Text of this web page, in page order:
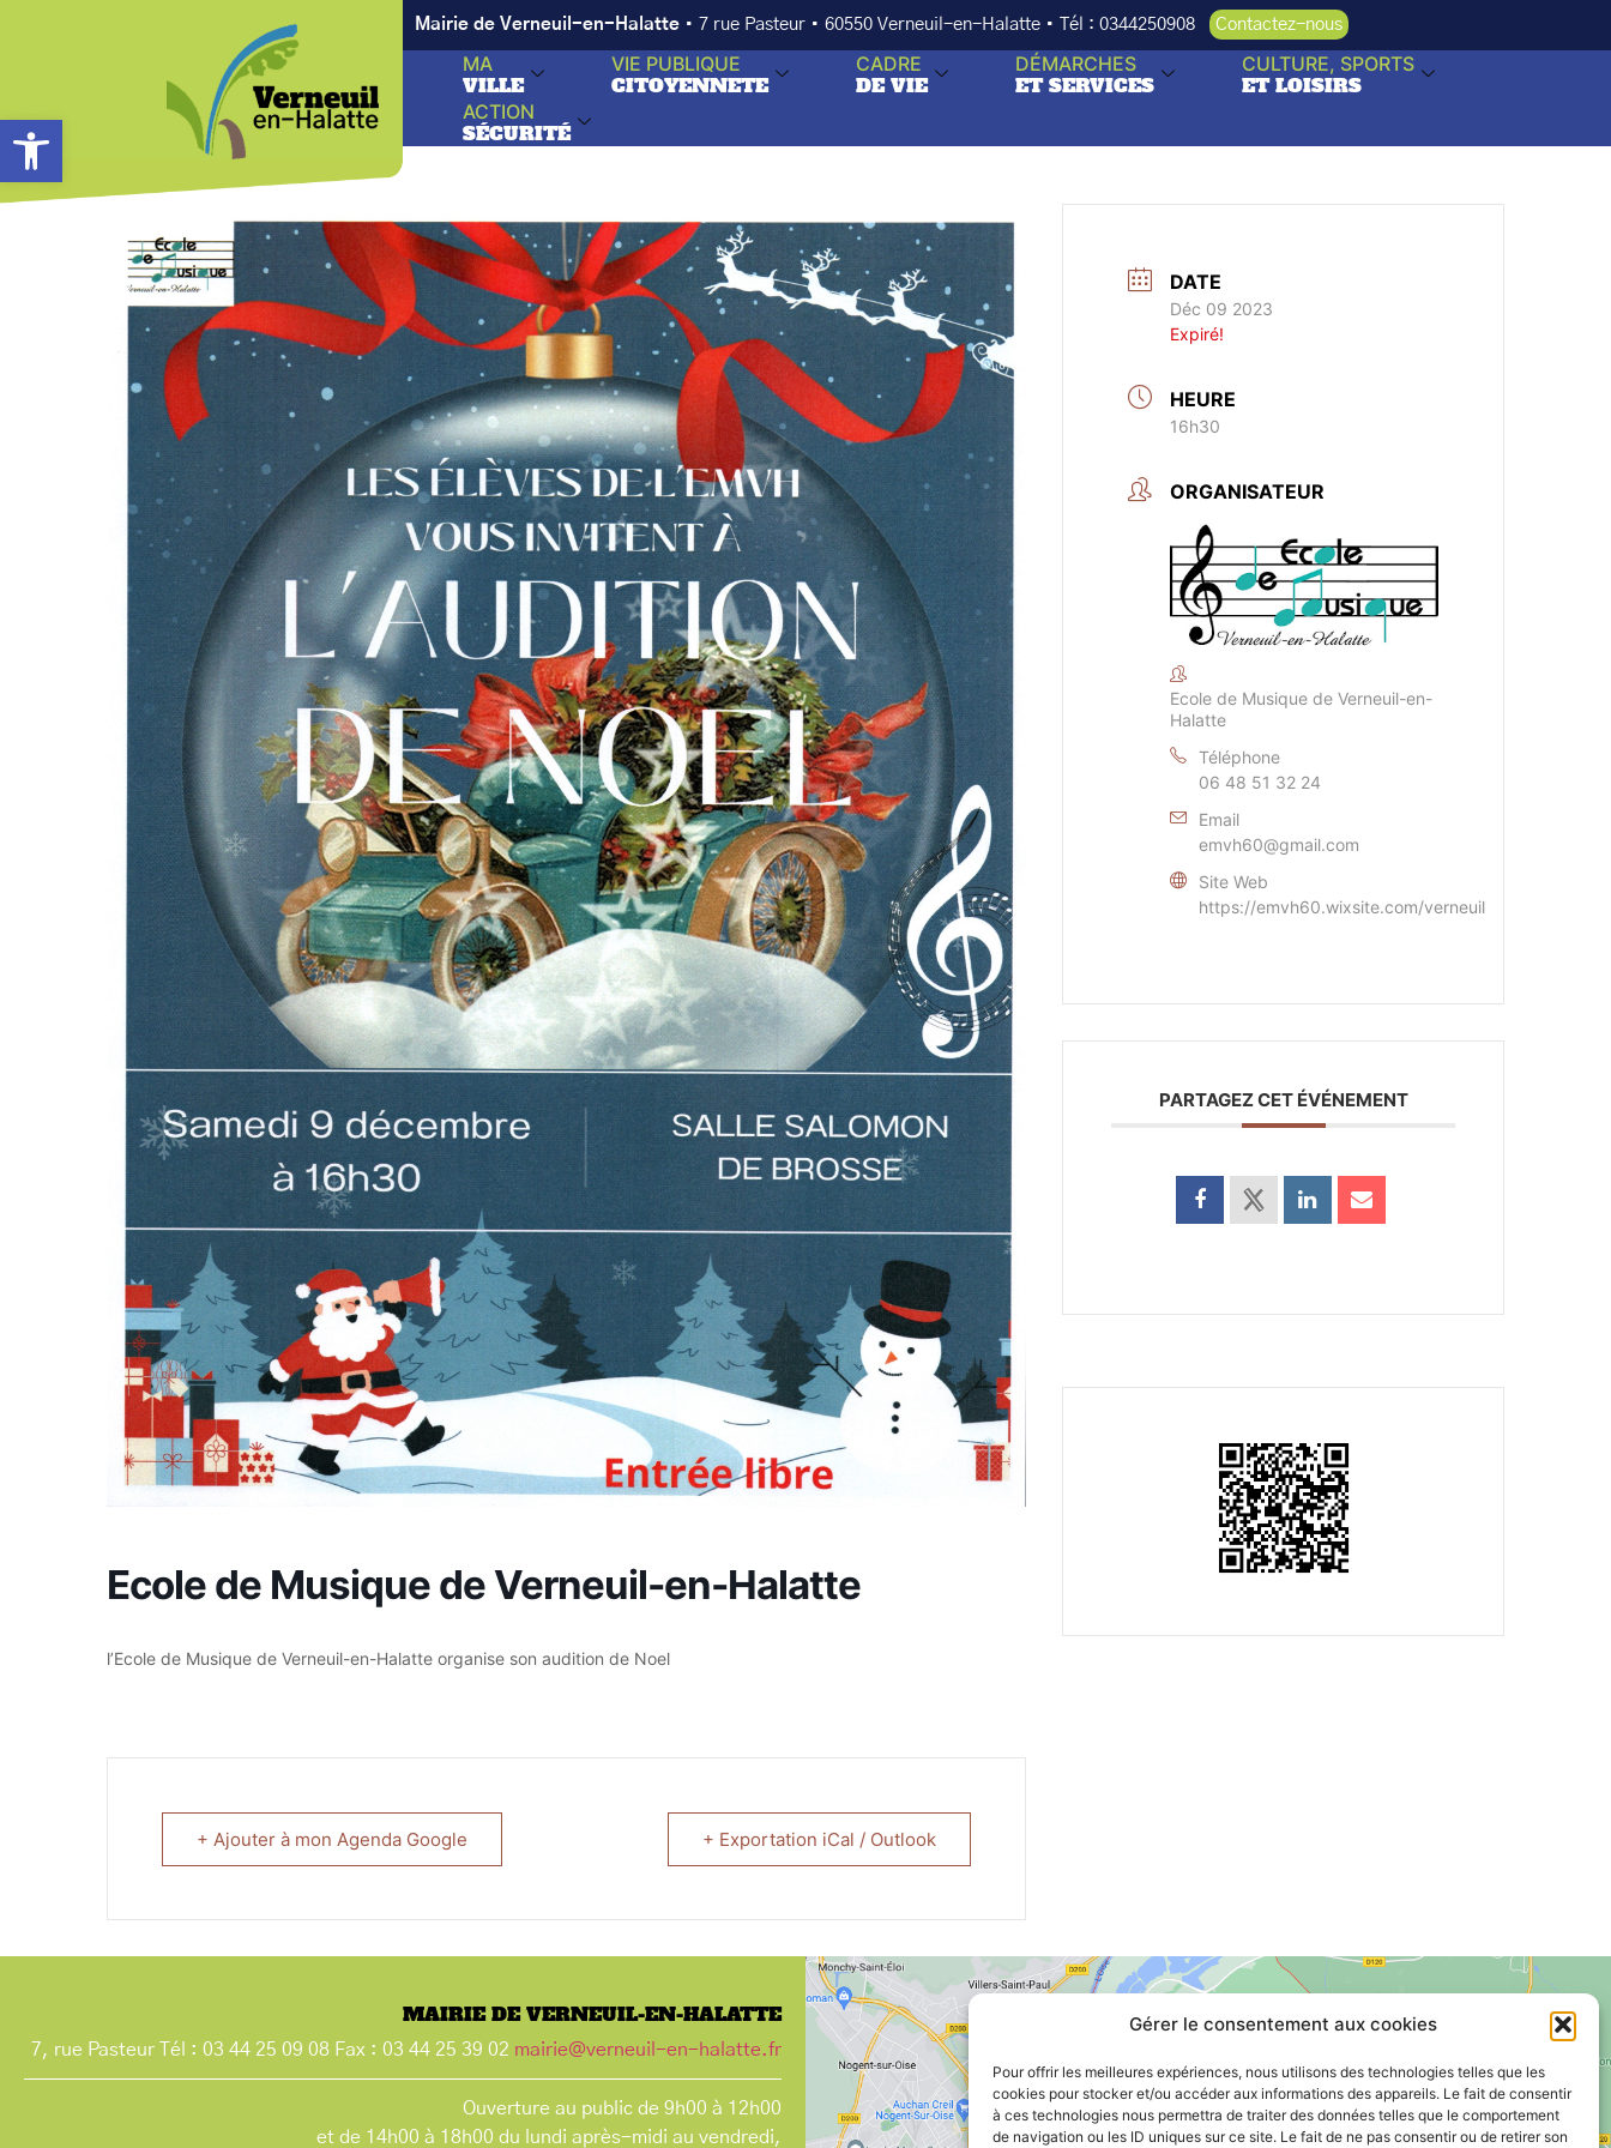
Ouvrir la barre d’outils
Gérer le consentement aux cookies
Pour offrir les meilleures expériences, nous utilisons des technologies telles que les
cookies pour stocker et/ou accéder aux informations des appareils. Le fait de consentir
à ces technologies nous permettra de traiter des données telles que le comportement
de navigation ou les ID uniques sur ce site. Le fait de ne pas consentir ou de retirer son
Mairie de Verneuil-en-Halatte • 7 rue Pasteur • 60550 Verneuil-en-Halatte • Tél : 0344250908 Contactez-nous
MA
VILLE
VIE PUBLIQUE
CITOYENNETE
CADRE
DE VIE
DÉMARCHES
ET SERVICES
CULTURE, SPORTS
ET LOISIRS
ACTION
SÉCURITÉ
Ecole de Musique de Verneuil-en-Halatte
l’Ecole de Musique de Verneuil-en-Halatte organise son audition de Noel
+ Ajouter à mon Agenda Google + Exportation iCal / Outlook
DATE
Déc 09 2023
Expiré!
HEURE
16h30
ORGANISATEUR
Ecole de Musique de Verneuil-en-
Halatte
Téléphone
06 48 51 32 24
Email
emvh60@gmail.com
Site Web
https://emvh60.wixsite.com/verneuil
PARTAGEZ CET ÉVÉNEMENT
MAIRIE DE VERNEUIL-EN-HALATTE
7, rue Pasteur Tél : 03 44 25 09 08 Fax : 03 44 25 39 02 mairie@verneuil-en-halatte.fr
Ouverture au public de 9h00 à 12h00
et de 14h00 à 18h00 du lundi après-midi au vendredi,
Voir le plan de ville